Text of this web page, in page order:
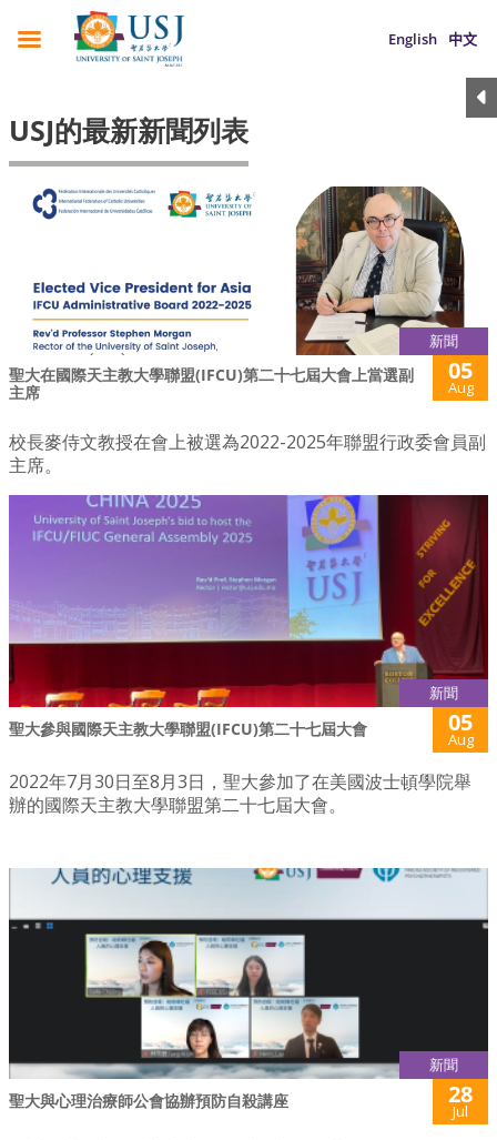
English 中文
USJ的最新新聞列表
新聞
聖大在國際天主教大學聯盟(IFCU)第二十七屆大會上當選副
主席
05
Aug
校長麥侍文教授在會上被選為2022-2025年聯盟行政委會員副
主席。
新聞
聖大參與國際天主教大學聯盟(IFCU)第二十七屆大會 05
Aug
2022年7月30日至8月3日，聖大參加了在美國波士頓學院舉
辦的國際天主教大學聯盟第二十七屆大會。
新聞
聖大與心理治療師公會協辦預防自殺講座 28
Jul